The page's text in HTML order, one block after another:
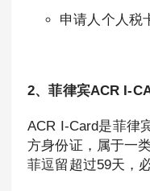
申请人个人税
2、菲律宾ACR I-
ACR I-Card是菲律
方身份证，属于一
菲逗留超过59天，